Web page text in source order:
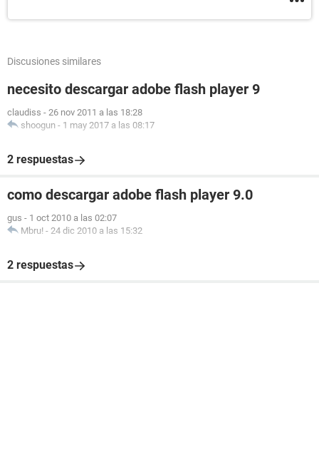
Discusiones similares
necesito descargar adobe flash player 9
claudiss - 26 nov 2011 a las 18:28
shoogun - 1 may 2017 a las 08:17
2 respuestas
como descargar adobe flash player 9.0
gus - 1 oct 2010 a las 02:07
Mbru! - 24 dic 2010 a las 15:32
2 respuestas